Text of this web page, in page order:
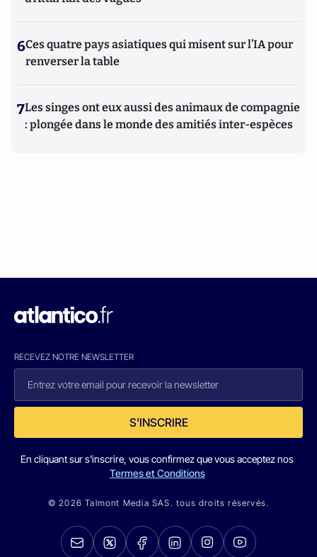
6Ces quatre pays asiatiques qui misent sur l’IA pour
renverser la table
7Les singes ont eux aussi des animaux de compagnie
: plongée dans le monde des amitiés inter-espèces
RECEVEZ NOTRE NEWSLETTER
S'INSCRIRE
En cliquant sur s'inscrire, vous confirmez que vous acceptez nos
Termes et Conditions
© 2026 Talmont Media SAS. tous droits réservés.